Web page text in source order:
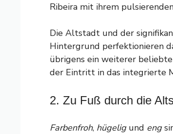
Ribeira mit ihrem
Die Altstadt und der
Hintergrund perfektionieren
übrigens ein weiterer
der Eintritt in das integrierte
2. Zu Fuß durch die
Farbenfroh, hügeligund eng